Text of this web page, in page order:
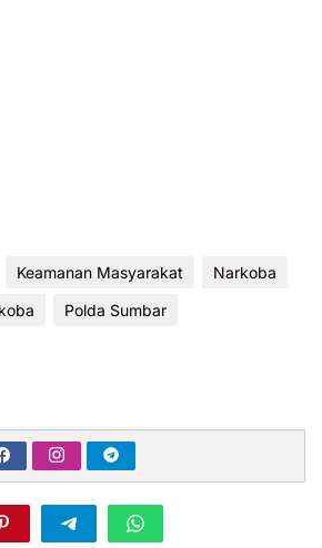
Keamanan Masyarakat
Narkoba
Polda Sumbar